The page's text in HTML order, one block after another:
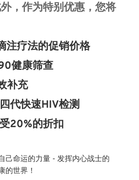
，作为特别优惠，您将
注疗法的促销价格
健康筛查
补充
代快速HIV检测
20%的折扣
己命运的力量 - 发挥内心战士的
的世界！